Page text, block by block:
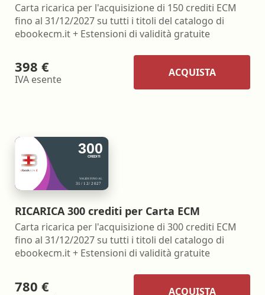
Carta ricarica per l'acquisizione di 150 crediti ECM
fino al 31/12/2027 su tutti i titoli del catalogo di
ebookecm.it + Estensioni di validità gratuite
398 €
IVA esente
ACQUISTA
RICARICA 300 crediti per Carta ECM
Carta ricarica per l'acquisizione di 300 crediti ECM
fino al 31/12/2027 su tutti i titoli del catalogo di
ebookecm.it + Estensioni di validità gratuite
780 € ACQUISTA